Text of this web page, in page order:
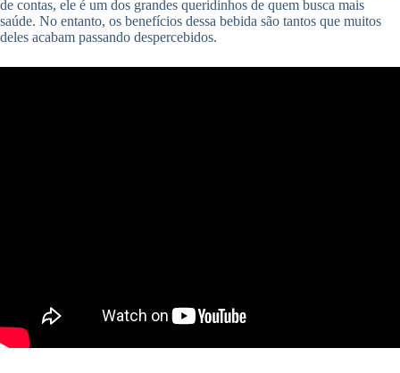
de contas, ele é um dos grandes queridinhos de quem busca mais
saúde. No entanto, os benefícios dessa bebida são tantos que muitos
deles acabam passando despercebidos.